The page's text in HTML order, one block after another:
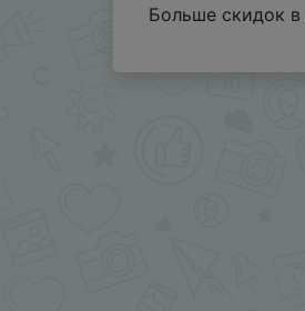
Больше скидок в